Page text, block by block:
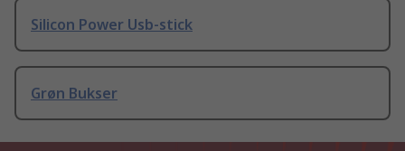
Silicon Power Usb-stick
Grøn Bukser